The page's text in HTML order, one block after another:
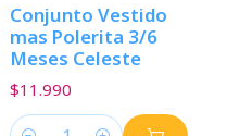
Conjunto Vestido
mas Polerita 3/6
Meses Celeste
$11.990